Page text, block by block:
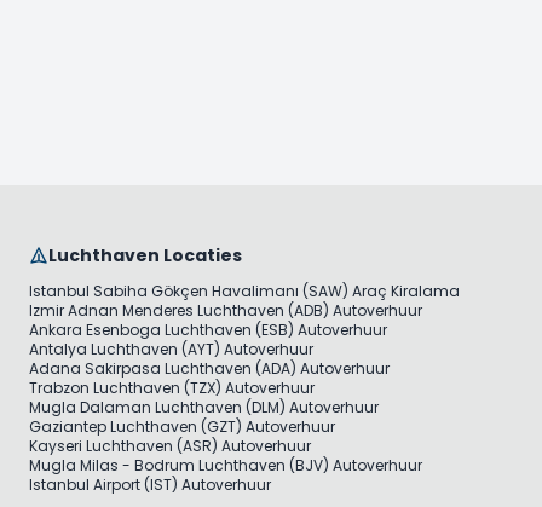
Luchthaven Locaties
Istanbul Sabiha Gökçen Havalimanı (SAW) Araç Kiralama
Izmir Adnan Menderes Luchthaven (ADB) Autoverhuur
Ankara Esenboga Luchthaven (ESB) Autoverhuur
Antalya Luchthaven (AYT) Autoverhuur
Adana Sakirpasa Luchthaven (ADA) Autoverhuur
Trabzon Luchthaven (TZX) Autoverhuur
Mugla Dalaman Luchthaven (DLM) Autoverhuur
Gaziantep Luchthaven (GZT) Autoverhuur
Kayseri Luchthaven (ASR) Autoverhuur
Mugla Milas - Bodrum Luchthaven (BJV) Autoverhuur
Istanbul Airport (IST) Autoverhuur